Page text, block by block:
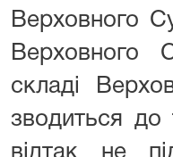
Верховного
Верховного
складі
зводиться
відтак не